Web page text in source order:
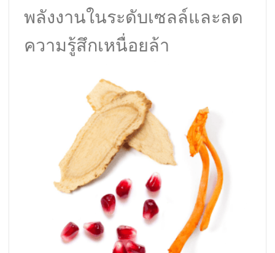
พลังงานในระดับเซลล์และลด
ความรู้สึกเหนื่อยล้า